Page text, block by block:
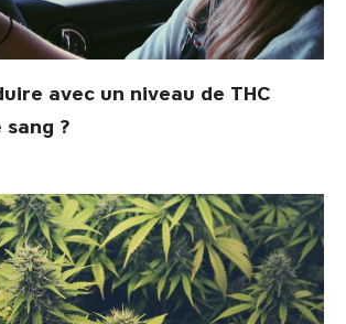
avec un niveau de THC
sang ?